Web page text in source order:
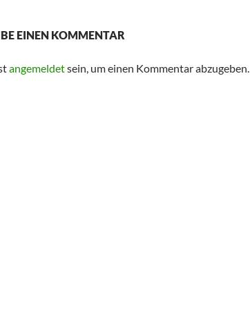
EINEN KOMMENTAR
angemeldetsein, um einen Kommentar abzugeben.